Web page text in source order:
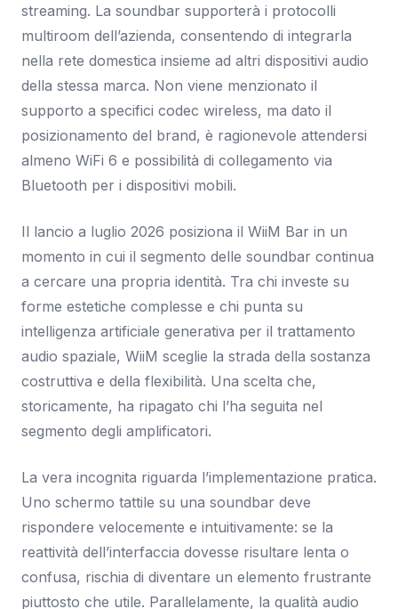
streaming. La soundbar supporterà i protocolli
multiroom dell’azienda, consentendo di integrarla
nella rete domestica insieme ad altri dispositivi audio
della stessa marca. Non viene menzionato il
supporto a specifici codec wireless, ma dato il
posizionamento del brand, è ragionevole attendersi
almeno WiFi 6 e possibilità di collegamento via
Bluetooth per i dispositivi mobili.
Il lancio a luglio 2026 posiziona il WiiM Bar in un
momento in cui il segmento delle soundbar continua
a cercare una propria identità. Tra chi investe su
forme estetiche complesse e chi punta su
intelligenza artificiale generativa per il trattamento
audio spaziale, WiiM sceglie la strada della sostanza
costruttiva e della flexibilità. Una scelta che,
storicamente, ha ripagato chi l’ha seguita nel
segmento degli amplificatori.
La vera incognita riguarda l’implementazione pratica.
Uno schermo tattile su una soundbar deve
rispondere velocemente e intuitivamente: se la
reattività dell’interfaccia dovesse risultare lenta o
confusa, rischia di diventare un elemento frustrante
piuttosto che utile. Parallelamente, la qualità audio